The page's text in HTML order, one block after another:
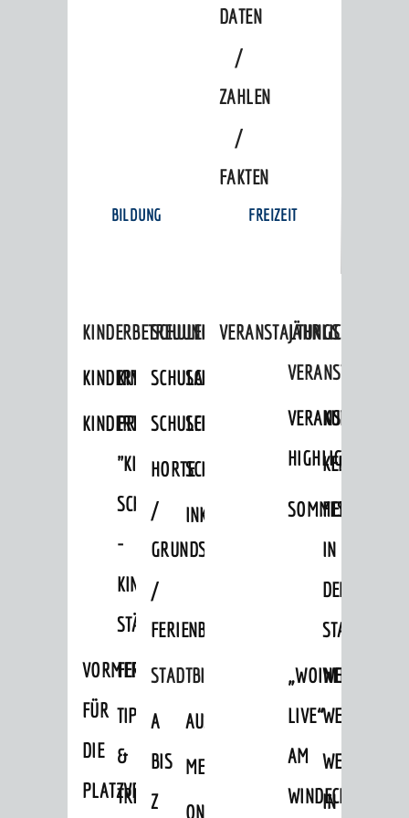
DATEN
/
ZAHLEN
/
FAKTEN
BILDUNG
KINDERBETREUUNG
KINDERTAGESPFLEGE
KINDERKRIPPEN
KINDERTAGESSTÄTTEN
PROJEKT
"KINDER
SCHÜTZEN
-
KINDER
STÄRKEN"
VORMERKVERFAHREN
FÜR
DIE
PLATZVERGABE
FERIENANGEBOTE
TIPPS
&
TREFFS
SCHULEN
SCHULARTEN
SCHULVERWALTUNG
SCHULFERIEN
SCHÜLERBEFÖRDERUNG
HORTE
/
GRUNDSCHULBETREUUNG
/
FERIENBETREUUNG
SCHULSOZIALARBEIT
INKLUSION
STADTBIBLIOTHEK
A
BIS
Z
AUSLEIHE
MEDIENANGEBOTE
ONLINE-
FREIZEIT
VERANSTALTUNGSKALENDER
JÄHRLICHE
HIGHLIGHTS
KERWE
SOMMERTAGSZUG
FESTE
IN
DEN
STADTTEILEN
„WOINEM
LIVE“
AM
WINDECKPLATZ
WEINHEIMER
IN